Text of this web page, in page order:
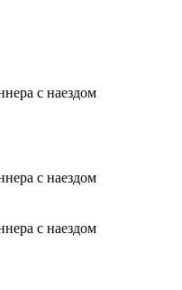
с наездом
с наездом
с наездом